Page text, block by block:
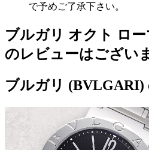
で予めご了承下さい。
ブルガリ オクト ロー
のレビューはござい
ブルガリ (BVLGARI)